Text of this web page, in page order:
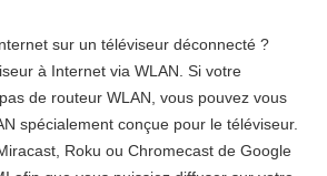
sur un téléviseur déconnecté ?
à Internet via WLAN. Si votre
de routeur WLAN, vous pouvez vous
spécialement conçue pour le téléviseur.
Roku ou Chromecast de Google